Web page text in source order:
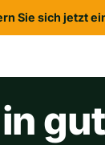
Sie sich jetzt